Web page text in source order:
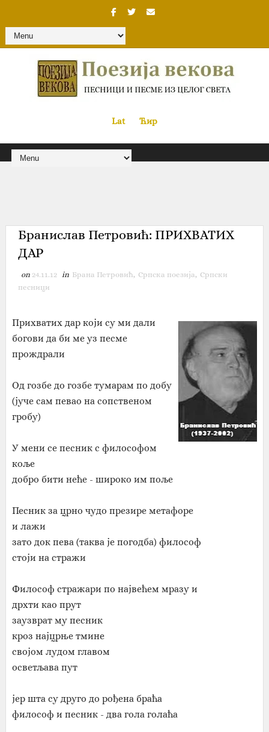
Lat« Ћир
Бранислав Петровић‎: ПРИХВАТИХ
ДАР
on 24.11.12 in Брана Петровић, Српска поезија, Српски
песници
Прихватих дар који су ми дали
богови да би ме уз песме
прождрали
Од гозбе до гозбе тумарам по добу
(јуче сам певао на сопственом
гробу)
У мени се песник с философом
коље
добро бити неће - широко им поље
Песник за црно чудо презире метафоре
и лажи
зато док пева (таква је погодба) философ
стоји на стражи
Философ стражари по највећем мразу и
дрхти као прут
заузврат му песник
кроз најцрње тмине
својом лудом главом
осветљава пут
јер шта су друго до рођена браћа
философ и песник - два гола голаћа